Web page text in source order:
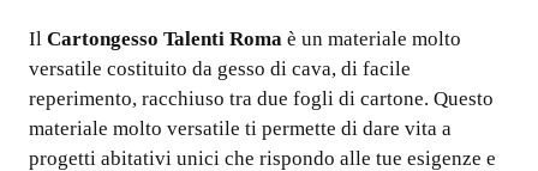
Il Cartongesso Talenti Roma è un materiale molto
versatile costituito da gesso di cava, di facile
reperimento, racchiuso tra due fogli di cartone. Questo
materiale molto versatile ti permette di dare vita a
progetti abitativi unici che rispondo alle tue esigenze e